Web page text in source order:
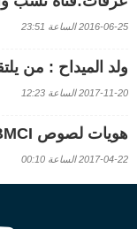
2016-06-25 الساعة 23:51
ولد الميداح : من
2017-11-20 الساعة 12:23
هويات لصوص BMCI الذين كشفتهم إمرأة
2017-04-22 الساعة 00:10